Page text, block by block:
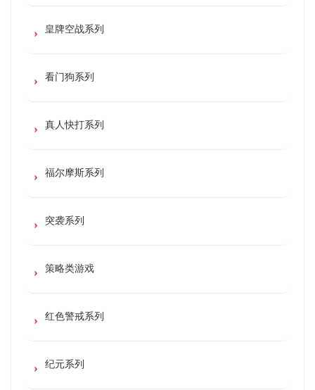
皇牌空战系列
看门狗系列
真人快打系列
福尔摩斯系列
突袭系列
策略类游戏
红色警戒系列
纪元系列